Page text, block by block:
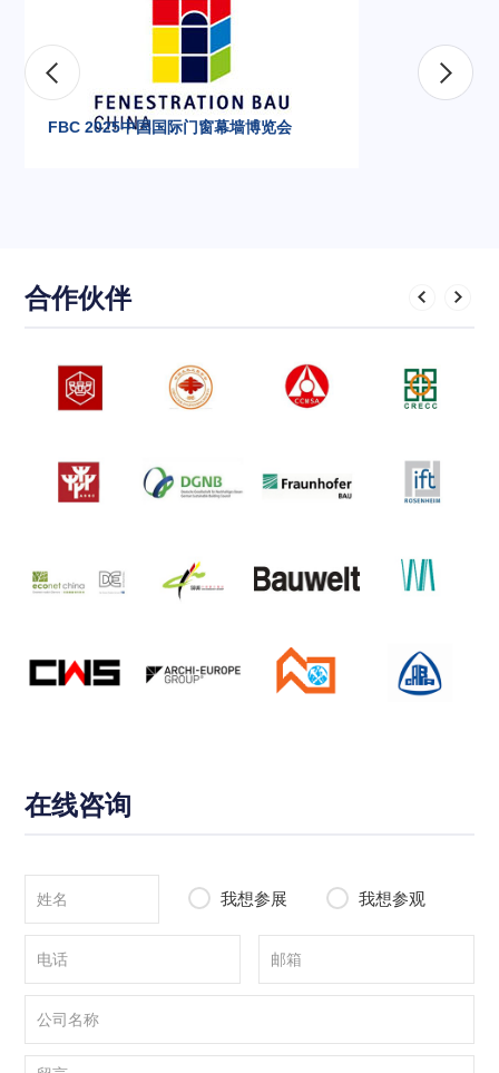
FBC 2025中国国际门窗幕墙博览会
合作伙伴
在线咨询
我想参展 我想参观